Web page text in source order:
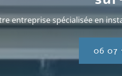
entreprise spécialisée en
06 07